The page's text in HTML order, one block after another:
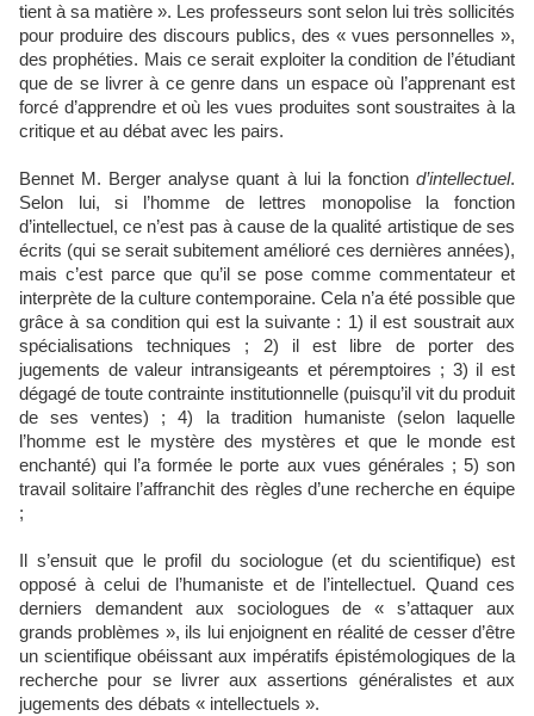
tient à sa matière ». Les professeurs sont selon lui très sollicités
pour produire des discours publics, des « vues personnelles »,
des prophéties. Mais ce serait exploiter la condition de l’étudiant
que de se livrer à ce genre dans un espace où l’apprenant est
forcé d’apprendre et où les vues produites sont soustraites à la
critique et au débat avec les pairs.
Bennet M. Berger analyse quant à lui la fonction d’intellectuel.
Selon lui, si l’homme de lettres monopolise la fonction
d’intellectuel, ce n’est pas à cause de la qualité artistique de ses
écrits (qui se serait subitement amélioré ces dernières années),
mais c’est parce que qu’il se pose comme commentateur et
interprète de la culture contemporaine. Cela n’a été possible que
grâce à sa condition qui est la suivante : 1) il est soustrait aux
spécialisations techniques ; 2) il est libre de porter des
jugements de valeur intransigeants et péremptoires ; 3) il est
dégagé de toute contrainte institutionnelle (puisqu’il vit du produit
de ses ventes) ; 4) la tradition humaniste (selon laquelle
l’homme est le mystère des mystères et que le monde est
enchanté) qui l’a formée le porte aux vues générales ; 5) son
travail solitaire l’affranchit des règles d’une recherche en équipe
;
Il s’ensuit que le profil du sociologue (et du scientifique) est
opposé à celui de l’humaniste et de l’intellectuel. Quand ces
derniers demandent aux sociologues de « s’attaquer aux
grands problèmes », ils lui enjoignent en réalité de cesser d’être
un scientifique obéissant aux impératifs épistémologiques de la
recherche pour se livrer aux assertions généralistes et aux
jugements des débats « intellectuels ».